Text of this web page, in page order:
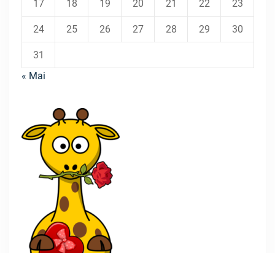
17 18 19 20 21 22 23
24 25 26 27 28 29 30
31
« Mai